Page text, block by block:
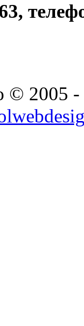
© 2005